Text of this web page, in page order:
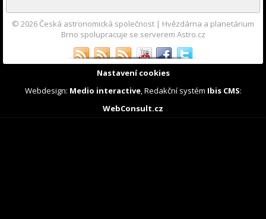
© 2026 Česká astronomická společnost | Hvězdárna a planetárium
Brno spolupracuje se serverem Astro.cz
Nastavení cookies
Webdesign: Medio interactive, Redakční systém Ibis CMS:
WebConsult.cz